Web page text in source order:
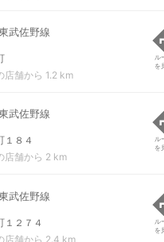
武佐野線
店舗から 1.2 km
ル
を
武佐野線
１８４
店舗から 2 km
ル
を
武佐野線
１２７４
店舗から 2.4 km
ル
を